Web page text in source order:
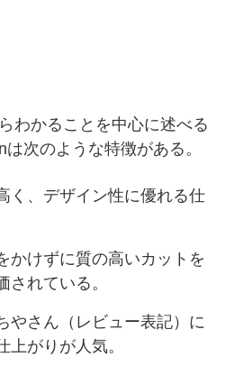
わかることを中心に述べる
次のような特徴がある。
く、デザイン性に優れる仕
かけずに質の高いカットを
されている。
やさん（レビュー表記）に
上がりが人気。